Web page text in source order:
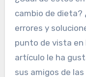
cambio de dieta?
errores y
punto de vista en
artículo le ha
sus amigos de